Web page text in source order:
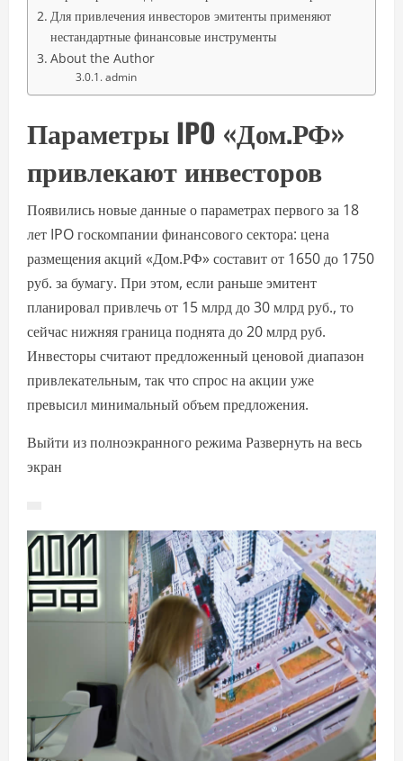
Для привлечения инвесторов эмитенты применяют
нестандартные финансовые инструменты
About the Author
admin
Параметры IPO «Дом.РФ»
привлекают инвесторов
Появились новые данные о параметрах первого за 18
лет IPO госкомпании финансового сектора: цена
размещения акций «Дом.РФ» составит от 1650 до 1750
руб. за бумагу. При этом, если раньше эмитент
планировал привлечь от 15 млрд до 30 млрд руб., то
сейчас нижняя граница поднята до 20 млрд руб.
Инвесторы считают предложенный ценовой диапазон
привлекательным, так что спрос на акции уже
превысил минимальный объем предложения.
Выйти из полноэкранного режима Развернуть на весь
экран